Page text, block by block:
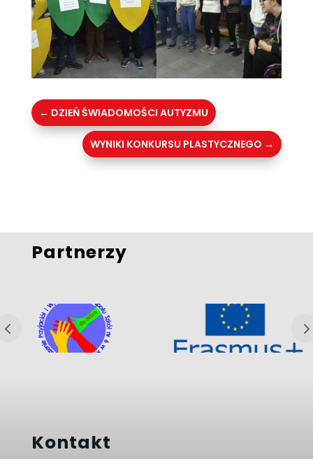
← DZIEŃ ŚWIADOMOŚCI AUTYZMU
WYNIKI KONKURSU PLASTYCZNEGO →
Partnerzy
Kontakt